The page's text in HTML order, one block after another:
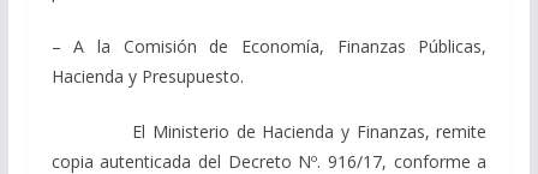
– A la Comisión de Economía, Finanzas Públicas,
Hacienda y Presupuesto.
El Ministerio de Hacienda y Finanzas, remite
copia autenticada del Decreto Nº. 916/17, conforme a